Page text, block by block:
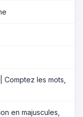
les mots,
en majuscules,